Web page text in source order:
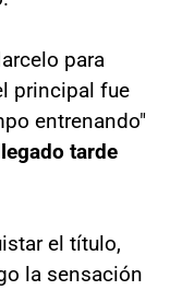
para
principal fue
entrenando"
tarde
el título,
la sensación